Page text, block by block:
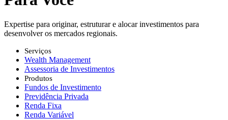
Expertise para originar, estruturar ​e alocar investimentos para
desenvolver os mercados regionais.
Serviços
Wealth Management
Assessoria de Investimentos
Produtos
Fundos de Investimento
Previdência Privada
Renda Fixa
Renda Variável